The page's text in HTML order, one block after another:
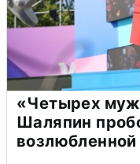
«Четырех
Шаляпин
возлюбленной